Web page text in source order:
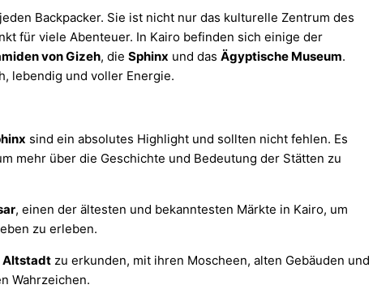
Backpacker. Sie ist nicht nur das kulturelle Zentrum des
für viele Abenteuer. In Kairo befinden sich einige der
von Gizeh, die Sphinx und das Ägyptische Museum.
lebendig und voller Energie.
sind ein absolutes Highlight und sollten nicht fehlen. Es
mehr über die Geschichte und Bedeutung der Stätten zu
, einen der ältesten und bekanntesten Märkte in Kairo, um
zu erleben.
Altstadt zu erkunden, mit ihren Moscheen, alten Gebäuden und
Wahrzeichen.